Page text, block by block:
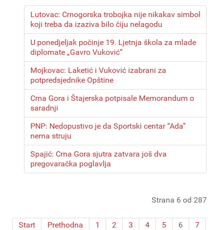
Lutovac: Crnogorska trobojka nije nikakav simbol
koji treba da izaziva bilo čiju nelagodu
U ponedjeljak počinje 19. Ljetnja škola za mlade
diplomate „Gavro Vuković“
Mojkovac: Laketić i Vuković izabrani za
potpredsjednike Opštine
Crna Gora i Štajerska potpisale Memorandum o
saradnji
PNP: Nedopustivo je da Sportski centar “Ada”
nema struju
Spajić: Crna Gora sjutra zatvara još dva
pregovaračka poglavlja
Strana 6 od 287
Start Prethodna 1 2 3 4 5 6
7